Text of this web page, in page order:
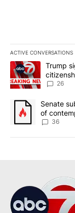
ACTIVE CONVERSATIONS
The following is a
A trending article
Trump
26
A trending article
Senate
of
36